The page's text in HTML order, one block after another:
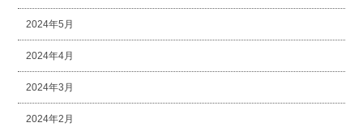
2024年5月
2024年4月
2024年3月
2024年2月